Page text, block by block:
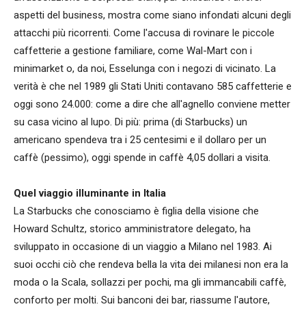
aspetti del business, mostra come siano infondati alcuni degli
attacchi più ricorrenti. Come l'accusa di rovinare le piccole
caffetterie a gestione familiare, come Wal-Mart con i
minimarket o, da noi, Esselunga con i negozi di vicinato. La
verità è che nel 1989 gli Stati Uniti contavano 585 caffetterie e
oggi sono 24.000: come a dire che all'agnello conviene metter
su casa vicino al lupo. Di più: prima (di Starbucks) un
americano spendeva tra i 25 centesimi e il dollaro per un
caffè (pessimo), oggi spende in caffè 4,05 dollari a visita.
Quel viaggio illuminante in Italia
La Starbucks che conosciamo è figlia della visione che
Howard Schultz, storico amministratore delegato, ha
sviluppato in occasione di un viaggio a Milano nel 1983. Ai
suoi occhi ciò che rendeva bella la vita dei milanesi non era la
moda o la Scala, sollazzi per pochi, ma gli immancabili caffè,
conforto per molti. Sui banconi dei bar, riassume l'autore,